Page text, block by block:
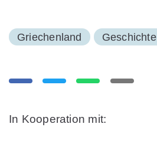
Griechenland Geschichte
In Kooperation mit: